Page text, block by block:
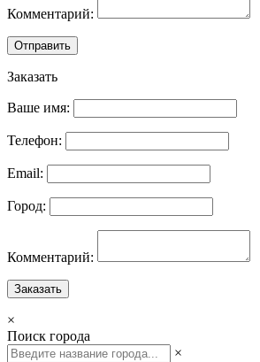
Комментарий:
Отправить
Заказать
Ваше имя:
Телефон:
Email:
Город:
Комментарий:
Заказать
×
Поиск города
×